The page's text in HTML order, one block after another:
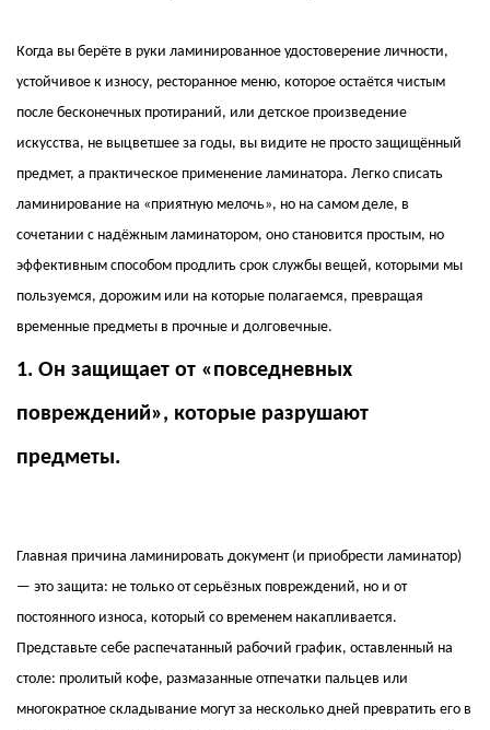
Когда вы берёте в руки ламинированное удостоверение личности,
устойчивое к износу, ресторанное меню, которое остаётся чистым
после бесконечных протираний, или детское произведение
искусства, не выцветшее за годы, вы видите не просто защищённый
предмет, а практическое применение ламинатора. Легко списать
ламинирование на «приятную мелочь», но на самом деле, в
сочетании с надёжным ламинатором, оно становится простым, но
эффективным способом продлить срок службы вещей, которыми мы
пользуемся, дорожим или на которые полагаемся, превращая
временные предметы в прочные и долговечные.
1. Он защищает от «повседневных
повреждений», которые разрушают
предметы.
Главная причина ламинировать документ (и приобрести ламинатор)
— это защита: не только от серьёзных повреждений, но и от
постоянного износа, который со временем накапливается.
Представьте себе распечатанный рабочий график, оставленный на
столе: пролитый кофе, размазанные отпечатки пальцев или
многократное складывание могут за несколько дней превратить его в